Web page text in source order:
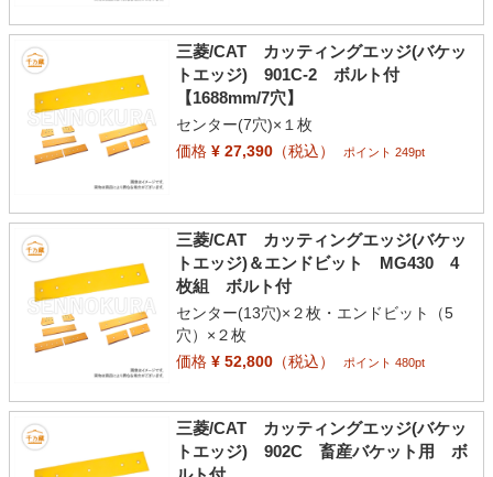
三菱/CAT カッティングエッジ(バケッ
トエッジ) 901C-2 ボルト付
【1688mm/7穴】
センター(7穴)×１枚
価格¥ 27,390（税込） ポイント 249pt
三菱/CAT カッティングエッジ(バケッ
トエッジ)＆エンドビット MG430 4
枚組 ボルト付
センター(13穴)×２枚・エンドビット（5
穴）×２枚
価格¥ 52,800（税込） ポイント 480pt
三菱/CAT カッティングエッジ(バケッ
トエッジ) 902C 畜産バケット用 ボ